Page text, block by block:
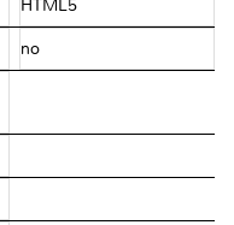
HTML5
no